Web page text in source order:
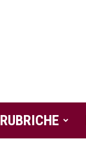
RUBRICHE